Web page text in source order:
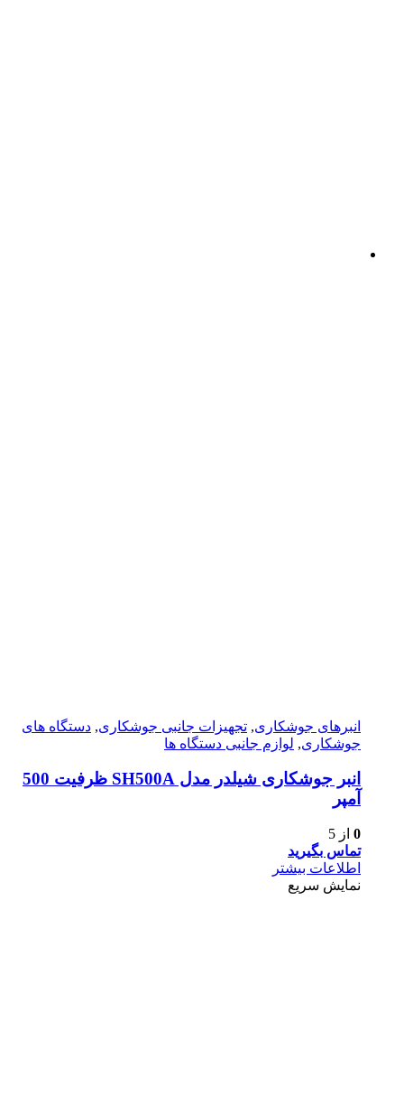
انبرهای جوشکاری, تجهیزات جانبی جوشکاری, دستگاه های
جوشکاری, لوازم جانبی دستگاه ها
انبر جوشکاری شیلدر مدل SH500A ظرفیت 500
آمپر
0 از 5
تماس بگیرید
اطلاعات بیشتر
نمایش سریع